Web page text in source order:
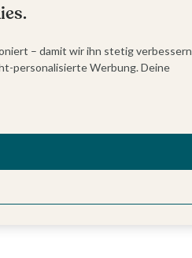
– damit wir ihn stetig verbessern
personalisierte Werbung. Deine